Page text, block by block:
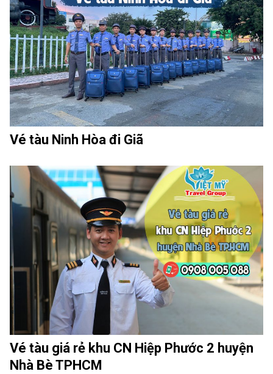
Vé tàu Ninh Hòa đi Giã
Vé tàu giá rẻ khu CN Hiệp Phước 2 huyện
Nhà Bè TPHCM